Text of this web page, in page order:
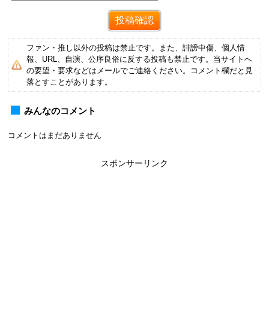
ファン・推し以外の投稿は禁止です。また、誹謗中傷、個人情
報、URL、自演、公序良俗に反する投稿も禁止です。当サイトへ
の要望・要求などはメールでご連絡ください。コメント欄だと見
落とすことがあります。
みんなのコメント
コメントはまだありません
スポンサーリンク